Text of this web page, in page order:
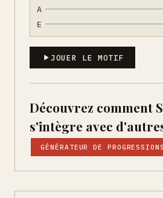
A
E
JOUER LE MOTIF
Découvrez comment
s'intègre avec
GÉNÉRATEUR DE PROGRESSIONS